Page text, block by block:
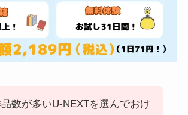
数が多いU-NEXTを選んでおけ